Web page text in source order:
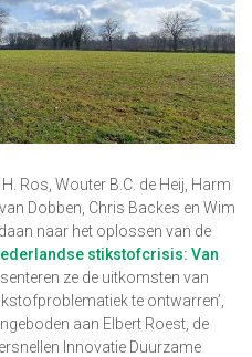
Ros, Wouter B.C. de Heij, Harm
Dobben, Chris Backes en Wim
naar het oplossen van de
stikstofcrisis: Van
ze de uitkomsten van
te ontwarren’,
aan Elbert Roest, de
Innovatie Duurzame